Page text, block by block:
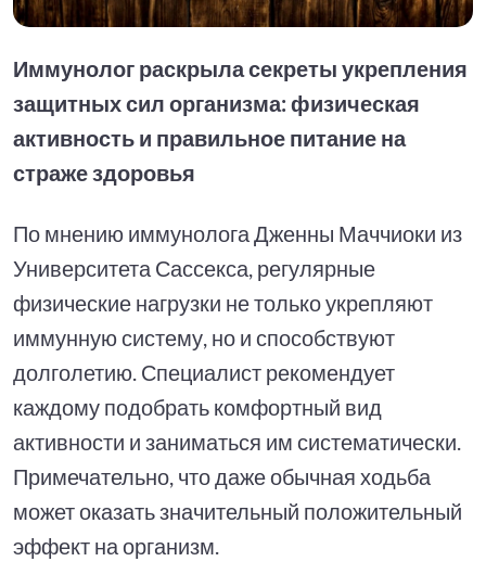
Иммунолог раскрыла секреты укрепления
защитных сил организма: физическая
активность и правильное питание на
страже здоровья
По мнению иммунолога Дженны Маччиоки из
Университета Сассекса, регулярные
физические нагрузки не только укрепляют
иммунную систему, но и способствуют
долголетию. Специалист рекомендует
каждому подобрать комфортный вид
активности и заниматься им систематически.
Примечательно, что даже обычная ходьба
может оказать значительный положительный
эффект на организм.